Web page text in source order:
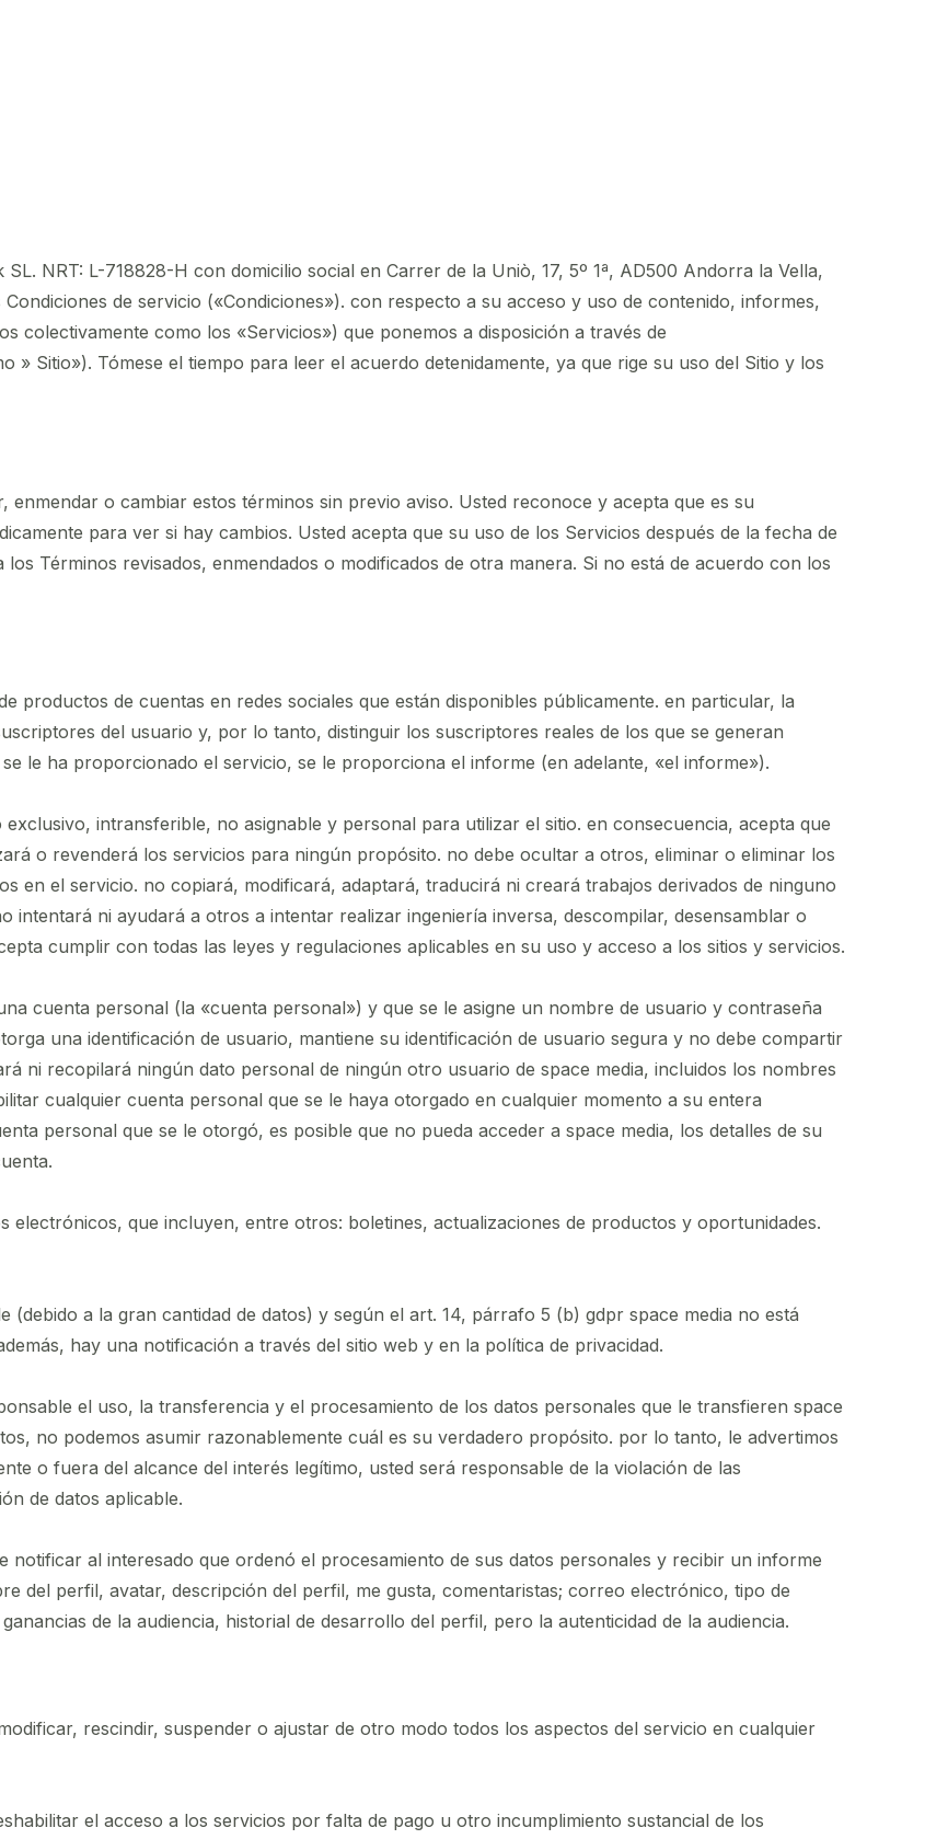
NRT: L-718828-H con domicilio social en Carrer de la Uniò, 17, 5º 1ª, AD500 Andorra la Vella,
de servicio («Condiciones»). con respecto a su acceso y uso de contenido, informes,
colectivamente como los «Servicios») que ponemos a disposición a través de
» Sitio»). Tómese el tiempo para leer el acuerdo detenidamente, ya que rige su uso del Sitio y los
enmendar o cambiar estos términos sin previo aviso. Usted reconoce y acepta que es su
para ver si hay cambios. Usted acepta que su uso de los Servicios después de la fecha de
Términos revisados, enmendados o modificados de otra manera. Si no está de acuerdo con los
productos de cuentas en redes sociales que están disponibles públicamente. en particular, la
del usuario y, por lo tanto, distinguir los suscriptores reales de los que se generan
le ha proporcionado el servicio, se le proporciona el informe (en adelante, «el informe»).
intransferible, no asignable y personal para utilizar el sitio. en consecuencia, acepta que
o revenderá los servicios para ningún propósito. no debe ocultar a otros, eliminar o eliminar los
en el servicio. no copiará, modificará, adaptará, traducirá ni creará trabajos derivados de ninguno
intentará ni ayudará a otros a intentar realizar ingeniería inversa, descompilar, desensamblar o
cumplir con todas las leyes y regulaciones aplicables en su uso y acceso a los sitios y servicios.
cuenta personal (la «cuenta personal») y que se le asigne un nombre de usuario y contraseña
una identificación de usuario, mantiene su identificación de usuario segura y no debe compartir
ni recopilará ningún dato personal de ningún otro usuario de space media, incluidos los nombres
cualquier cuenta personal que se le haya otorgado en cualquier momento a su entera
personal que se le otorgó, es posible que no pueda acceder a space media, los detalles de su
electrónicos, que incluyen, entre otros: boletines, actualizaciones de productos y oportunidades.
(debido a la gran cantidad de datos) y según el art. 14, párrafo 5 (b) gdpr space media no está
hay una notificación a través del sitio web y en la política de privacidad.
el uso, la transferencia y el procesamiento de los datos personales que le transfieren space
no podemos asumir razonablemente cuál es su verdadero propósito. por lo tanto, le advertimos
o fuera del alcance del interés legítimo, usted será responsable de la violación de las
de datos aplicable.
notificar al interesado que ordenó el procesamiento de sus datos personales y recibir un informe
del perfil, avatar, descripción del perfil, me gusta, comentaristas; correo electrónico, tipo de
de la audiencia, historial de desarrollo del perfil, pero la autenticidad de la audiencia.
rescindir, suspender o ajustar de otro modo todos los aspectos del servicio en cualquier
el acceso a los servicios por falta de pago u otro incumplimiento sustancial de los